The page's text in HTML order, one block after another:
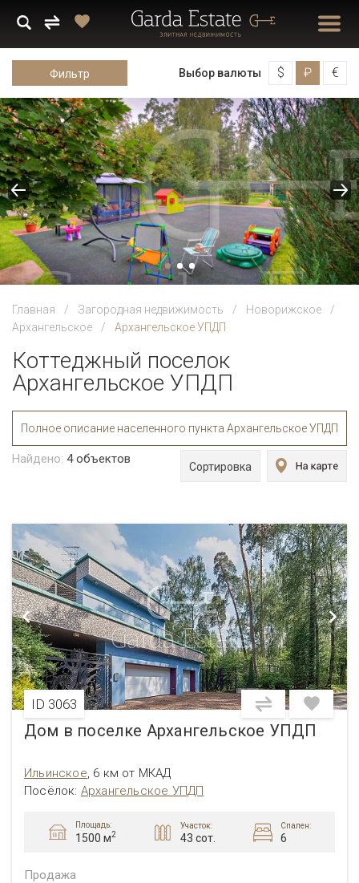
Фильтр Выбор валюты $ ₽ €
Главная Загородная недвижимость
Новорижское
Архангельское
Архангельское УПДП
Коттеджный поселок
Архангельское УПДП
Полное описание населенного пункта Архангельское УПДП
Найдено: 4объектов
Сортировка
ID 3063
Дом в поселке Архангельское УПДП
Ильинское, 6 км от МКАД
Посёлок: Архангельское УПДП
Площадь:
1500 м2
Участок:
43 сот.
Спален:
6
Продажа